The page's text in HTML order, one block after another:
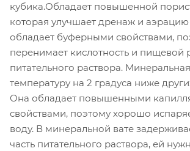
кубика.Обладает повышенной
которая улучшает дренаж и
обладает буферными свойствами,
перенимает кислотность и пищевой
питательного раствора.
температуру на 2 градуса ниже
Она обладает повышенными
свойствами, поэтому хорошо
воду. В минеральной вате
часть питательного раствора, ей